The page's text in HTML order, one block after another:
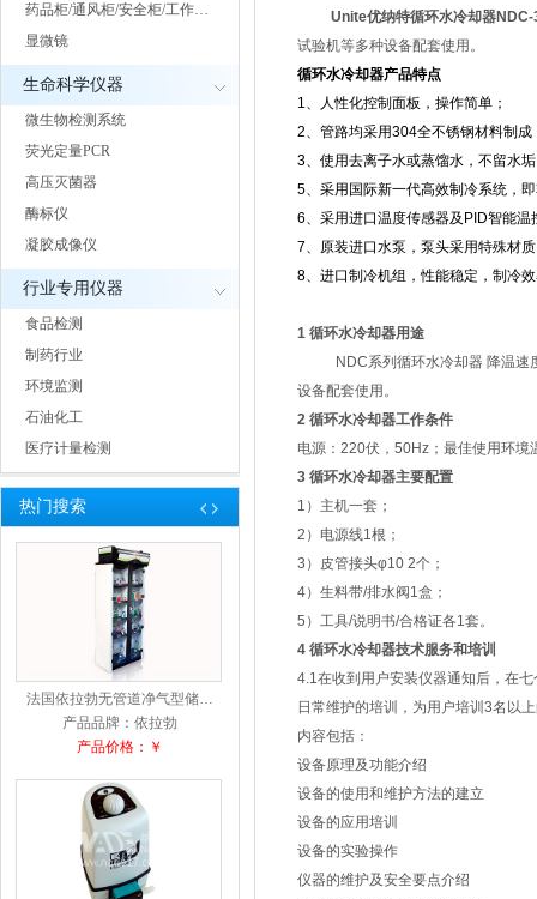
药品柜/通风柜/安全柜/工作…
显微镜
生命科学仪器
微生物检测系统
荧光定量PCR
高压灭菌器
酶标仪
凝胶成像仪
行业专用仪器
食品检测
制药行业
环境监测
石油化工
医疗计量检测
热门搜索
法国依拉勃无管道净气型储…
产品品牌：依拉勃
产品价格：￥
KG
Unite优纳特循环水冷却器
试验机等多种设备配套使用。
循环水冷却器产品特点
1、人性化控制面板，操作简单；
2、管路均采用304全不锈钢材料制
3、使用去离子水或蒸馏水，不留水
5、采用国际新一代高效制冷系统，
6、采用进口温度传感器及 PID智能温
7、原装进口水泵，泵头采用特殊材
8、进口制冷机组，性能稳定，制冷
1 循环水冷却器用途
NDC系列循环水冷却器 降温
设备配套使用。
2 循环水冷却器工作条件
电源： 220伏， 50Hz ；最佳使用环境
3 循环水冷却器主要配置
1）主机一套；
2）电源线1根；
3）皮管接头φ10 2个；
4）生料带/排水阀 1盒；
5）工具/说明书/合格证各1套。
4 循环水冷却器技术服务和培训
4.1在收到用户安装仪器通知后，在
日常维护的培训，为用户培训 3名以
内容包括：
设备原理及功能介绍
设备的使用和维护方法的建立
设备的应用培训
设备的实验操作
仪器的维护及安全要点介绍